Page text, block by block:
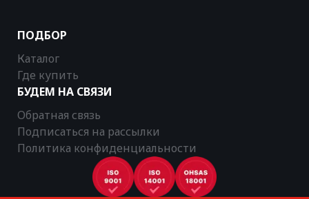
ПОДБОР
Каталог
Где купить
БУДЕМ НА СВЯЗИ
Обратная связь
Подписаться на рассылки
Политика конфиденциальности